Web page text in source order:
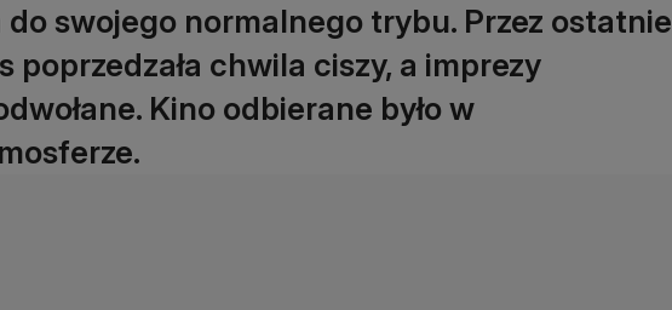
swojego normalnego trybu. Przez ostatnie
poprzedzała chwila ciszy, a imprezy
Kino odbierane było w